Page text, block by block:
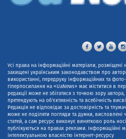
Усі права на інформаційні матеріали, розміщені
захищені українським законодавством про
використанні, передруку інформаційних та фото-
гіперпосилання на «UaNews» має міститися в
редакції може не збігатися з точкою зору
претендують на об'єктивність та всебічність
Редакція не відповідає за достовірність та
може не поділяти погляди та думки, висловлені
статей, а сам ресурс виконує винятково роль
публікуються на правах реклами. Інформаційні
інтелектуальною власністю інтернет-ресурсу